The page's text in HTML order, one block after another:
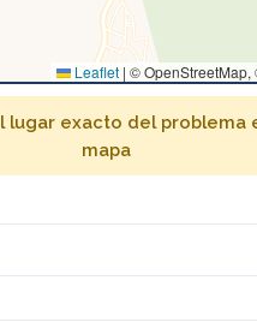
Leaflet | © OpenStreetMap,
lugar exacto del problema
mapa